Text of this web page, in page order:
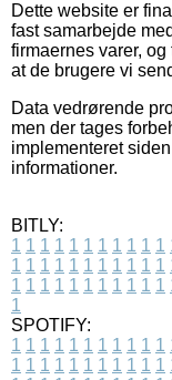
Dette website er
fast samarbejde
firmaernes varer,
at de brugere vi
Data vedrørende
men der tages
implementeret
informationer.
BITLY:
1 1 1 1 1 1 1 1 1 1 1
1 1 1 1 1 1 1 1 1 1 1
1 1 1 1 1 1 1 1 1 1 1
1
SPOTIFY:
1 1 1 1 1 1 1 1 1 1 1
1 1 1 1 1 1 1 1 1 1 1